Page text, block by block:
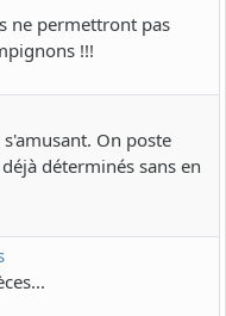
ne permettront pas
!!!
On poste
déterminés sans en